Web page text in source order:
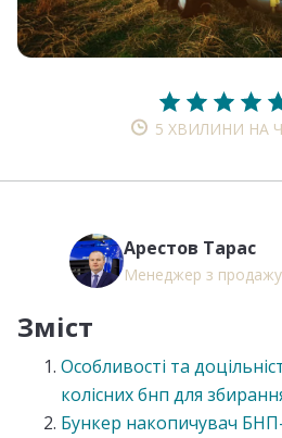
5 ХВИЛИНИ НА
Зміст
Особливості та
колісних бнп для
Бункер накопичувач
Арестов Тарас
Менеджер з продажу